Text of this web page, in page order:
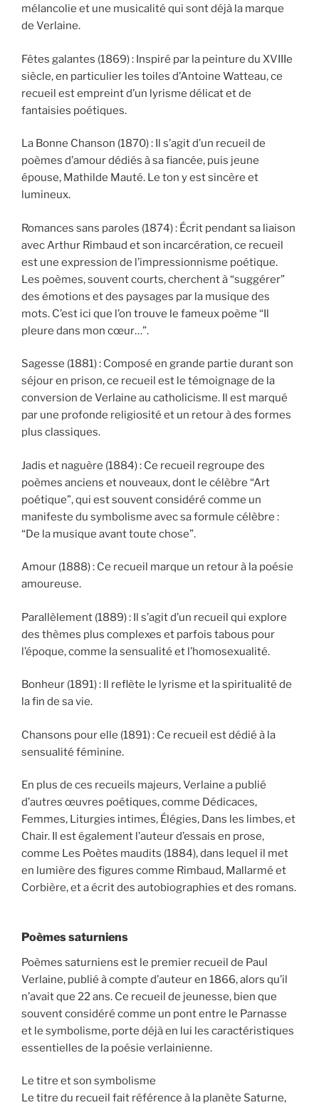
mélancolie et une musicalité qui sont déjà la marque
de Verlaine.
Fêtes galantes (1869) : Inspiré par la peinture du XVIIIe
siècle, en particulier les toiles d’Antoine Watteau, ce
recueil est empreint d’un lyrisme délicat et de
fantaisies poétiques.
La Bonne Chanson (1870) : Il s’agit d’un recueil de
poèmes d’amour dédiés à sa fiancée, puis jeune
épouse, Mathilde Mauté. Le ton y est sincère et
lumineux.
Romances sans paroles (1874) : Écrit pendant sa liaison
avec Arthur Rimbaud et son incarcération, ce recueil
est une expression de l’impressionnisme poétique.
Les poèmes, souvent courts, cherchent à “suggérer”
des émotions et des paysages par la musique des
mots. C’est ici que l’on trouve le fameux poème “Il
pleure dans mon cœur…”.
Sagesse (1881) : Composé en grande partie durant son
séjour en prison, ce recueil est le témoignage de la
conversion de Verlaine au catholicisme. Il est marqué
par une profonde religiosité et un retour à des formes
plus classiques.
Jadis et naguère (1884) : Ce recueil regroupe des
poèmes anciens et nouveaux, dont le célèbre “Art
poétique”, qui est souvent considéré comme un
manifeste du symbolisme avec sa formule célèbre :
“De la musique avant toute chose”.
Amour (1888) : Ce recueil marque un retour à la poésie
amoureuse.
Parallèlement (1889) : Il s’agit d’un recueil qui explore
des thèmes plus complexes et parfois tabous pour
l’époque, comme la sensualité et l’homosexualité.
Bonheur (1891) : Il reflète le lyrisme et la spiritualité de
la fin de sa vie.
Chansons pour elle (1891) : Ce recueil est dédié à la
sensualité féminine.
En plus de ces recueils majeurs, Verlaine a publié
d’autres œuvres poétiques, comme Dédicaces,
Femmes, Liturgies intimes, Élégies, Dans les limbes, et
Chair. Il est également l’auteur d’essais en prose,
comme Les Poètes maudits (1884), dans lequel il met
en lumière des figures comme Rimbaud, Mallarmé et
Corbière, et a écrit des autobiographies et des romans.
Poèmes saturniens
Poèmes saturniens est le premier recueil de Paul
Verlaine, publié à compte d’auteur en 1866, alors qu’il
n’avait que 22 ans. Ce recueil de jeunesse, bien que
souvent considéré comme un pont entre le Parnasse
et le symbolisme, porte déjà en lui les caractéristiques
essentielles de la poésie verlainienne.
Le titre et son symbolisme
Le titre du recueil fait référence à la planète Saturne,